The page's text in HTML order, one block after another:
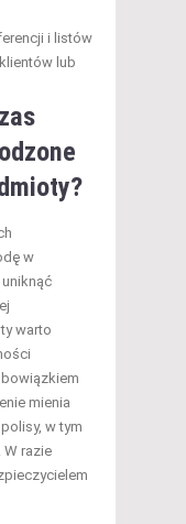
i listów
lub
w
warto
mienia
w tym
razie